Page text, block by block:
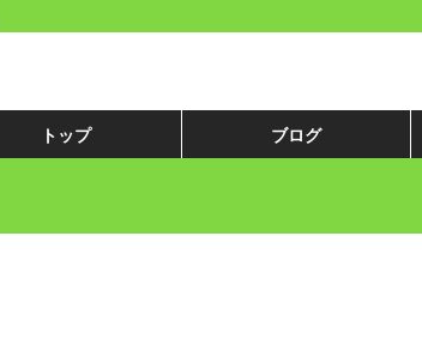
トップ ブログ